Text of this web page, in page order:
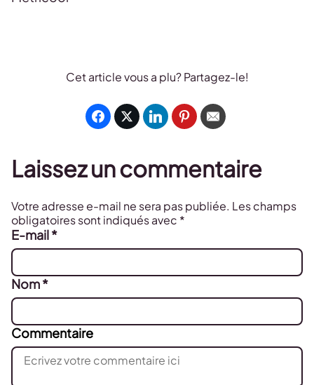
Cet article vous a plu? Partagez-le!
Laissez un commentaire
Votre adresse e-mail ne sera pas publiée. Les champs
obligatoires sont indiqués avec *
E-mail*
Nom*
Commentaire